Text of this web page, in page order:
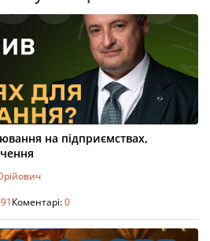
на підприємствах,
Коментарі:0